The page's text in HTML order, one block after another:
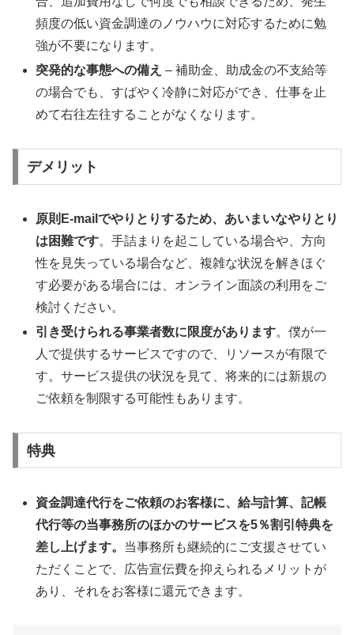
頻度の低い資金調達のノウハウに対応するために勉
強が不要になります。
突発的な事態への備え – 補助金、助成金の不支給等
の場合でも、すばやく冷静に対応ができ、仕事を止
めて右往左往することがなくなります。
デメリット
原則E-mailでやりとりするため、あいまいなやりとり
は困難です。手詰まりを起こしている場合や、方向
性を見失っている場合など、複雑な状況を解きほぐ
す必要がある場合には、オンライン面談の利用をご
検討ください。
引き受けられる事業者数に限度があります。僕が一
人で提供するサービスですので、リソースが有限で
す。サービス提供の状況を見て、将来的には新規の
ご依頼を制限する可能性もあります。
特典
資金調達代行をご依頼のお客様に、給与計算、記帳
代行等の当事務所のほかのサービスを5％割引特典を
差し上げます。 当事務所も継続的にご支援させてい
ただくことで、広告宣伝費を抑えられるメリットが
あり、それをお客様に還元できます。